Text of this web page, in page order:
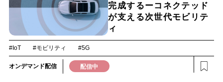
完成するーコネクテッド
が支える次世代モビリテ
ィ
#IoT #モビリティ #5G
オンデマンド配信 配信中